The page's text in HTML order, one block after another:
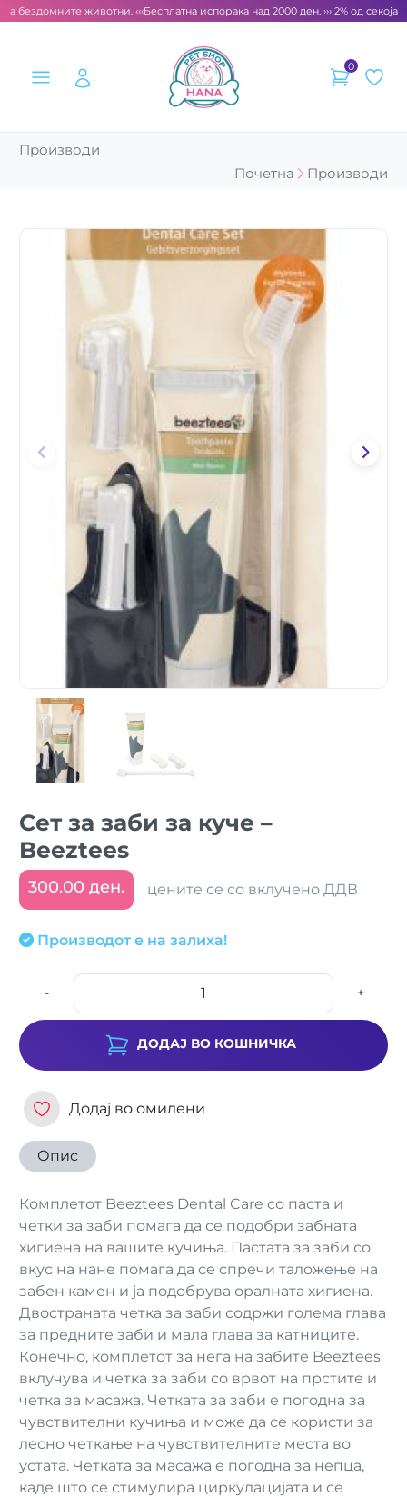
бездомните животни. ‹‹‹ Бесплатна испорака над 2000 ден. ››› 2% од секоја
0
Производи
Почетна
Производи
Сет за заби за куче –
Beeztees
300.00 ден. цените се со вклучено ДДВ
Производот е на залиха!
- +
ДОДАЈ ВО КОШНИЧКА
Додај во омилени
Опис
Комплетот Beeztees Dental Care со паста и
четки за заби помага да се подобри забната
хигиена на вашите кучиња. Пастата за заби со
вкус на нане помага да се спречи таложење на
забен камен и ја подобрува оралната хигиена.
Двостраната четка за заби содржи голема глава
за предните заби и мала глава за катниците.
Конечно, комплетот за нега на забите Beeztees
вклучува и четка за заби со врвот на прстите и
четка за масажа. Четката за заби е погодна за
чувствителни кучиња и може да се користи за
лесно четкање на чувствителните места во
устата. Четката за масажа е погодна за непца,
каде што се стимулира циркулацијата и се